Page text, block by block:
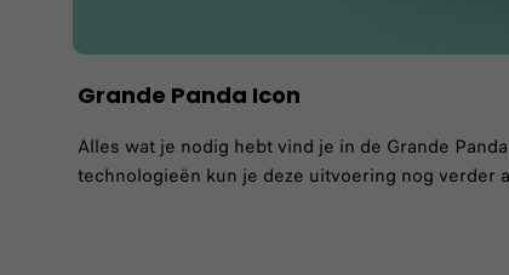
Grande Panda Icon
Alles wat je nodig hebt vind je in de Grande
technologieën kun je deze uitvoering nog verder